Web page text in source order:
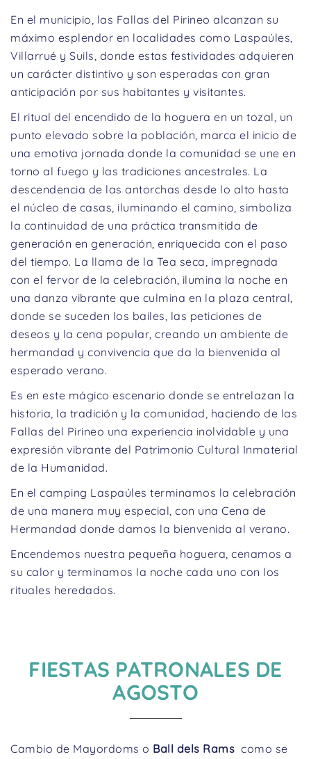
En el municipio, las Fallas del Pirineo alcanzan su
máximo esplendor en localidades como Laspaúles,
Villarrué y Suils, donde estas festividades adquieren
un carácter distintivo y son esperadas con gran
anticipación por sus habitantes y visitantes.
El ritual del encendido de la hoguera en un tozal, un
punto elevado sobre la población, marca el inicio de
una emotiva jornada donde la comunidad se une en
torno al fuego y las tradiciones ancestrales. La
descendencia de las antorchas desde lo alto hasta
el núcleo de casas, iluminando el camino, simboliza
la continuidad de una práctica transmitida de
generación en generación, enriquecida con el paso
del tiempo. La llama de la Tea seca, impregnada
con el fervor de la celebración, ilumina la noche en
una danza vibrante que culmina en la plaza central,
donde se suceden los bailes, las peticiones de
deseos y la cena popular, creando un ambiente de
hermandad y convivencia que da la bienvenida al
esperado verano.
Es en este mágico escenario donde se entrelazan la
historia, la tradición y la comunidad, haciendo de las
Fallas del Pirineo una experiencia inolvidable y una
expresión vibrante del Patrimonio Cultural Inmaterial
de la Humanidad.
En el camping Laspaúles terminamos la celebración
de una manera muy especial, con una Cena de
Hermandad donde damos la bienvenida al verano.
Encendemos nuestra pequeña hoguera, cenamos a
su calor y terminamos la noche cada uno con los
rituales heredados.
FIESTAS PATRONALES DE
AGOSTO
Cambio de Mayordoms o Ball dels Rams como se